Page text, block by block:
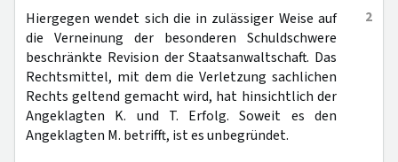
2
Hiergegen wendet sich die in zulässiger Weise auf
die Verneinung der besonderen Schuldschwere
beschränkte Revision der Staatsanwaltschaft. Das
Rechtsmittel, mit dem die Verletzung sachlichen
Rechts geltend gemacht wird, hat hinsichtlich der
Angeklagten K. und T. Erfolg. Soweit es den
Angeklagten M. betrifft, ist es unbegründet.